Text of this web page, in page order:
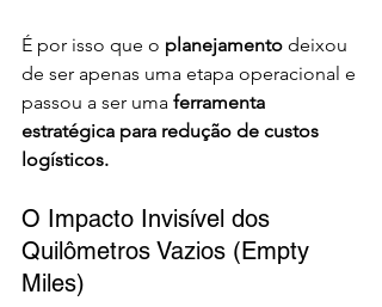
É por isso que o planejamento deixou
de ser apenas uma etapa operacional e
passou a ser uma ferramenta
estratégica para redução de custos
logísticos.
O Impacto Invisível dos
Quilômetros Vazios (Empty
Miles)